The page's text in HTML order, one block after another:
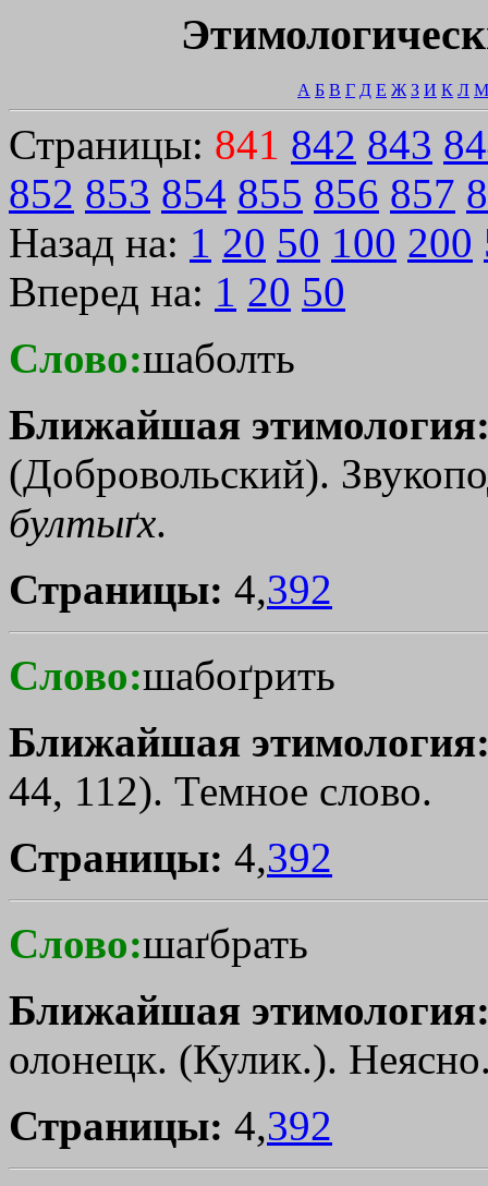
А Б В Г Д Е Ж З И К Л М
Страницы: 841 842 843
852 853 854 855 856 857
Назад на: 1 20 50 100 200
Вперед на: 1 20 50
Слово:шаболть
Ближайшая
(Добровольский).
бултыґх.
Страницы: 4,392
Слово:шабоґрить
Ближайшая
44, 112). Темное слово.
Страницы: 4,392
Слово:шаґбрать
Ближайшая
олонецк. (Кулик.).
Страницы: 4,392